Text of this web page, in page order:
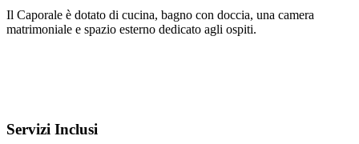
Il Caporale è dotato di cucina, bagno con doccia, una camera
matrimoniale e spazio esterno dedicato agli ospiti.
Servizi Inclusi